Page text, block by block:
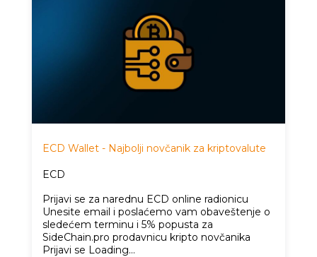
ECD Wallet - Najbolji novčanik za kriptovalute
ECD
Prijavi se za narednu ECD online radionicu
Unesite email i poslaćemo vam obaveštenje o
sledećem terminu i 5% popusta za
SideChain.pro prodavnicu kripto novčanika
Prijavi se Loading…